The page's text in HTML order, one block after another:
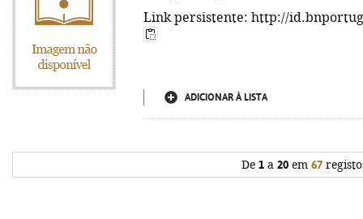
Link persistente: http://
ADICIONAR À LISTA
De 1a 20em 67